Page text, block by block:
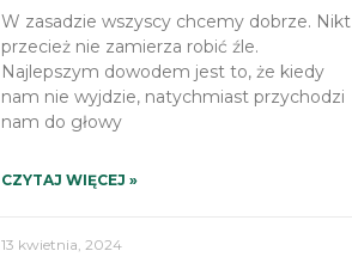
W zasadzie wszyscy chcemy dobrze. Nikt
przecież nie zamierza robić źle.
Najlepszym dowodem jest to, że kiedy
nam nie wyjdzie, natychmiast przychodzi
nam do głowy
CZYTAJ WIĘCEJ »
13 kwietnia, 2024